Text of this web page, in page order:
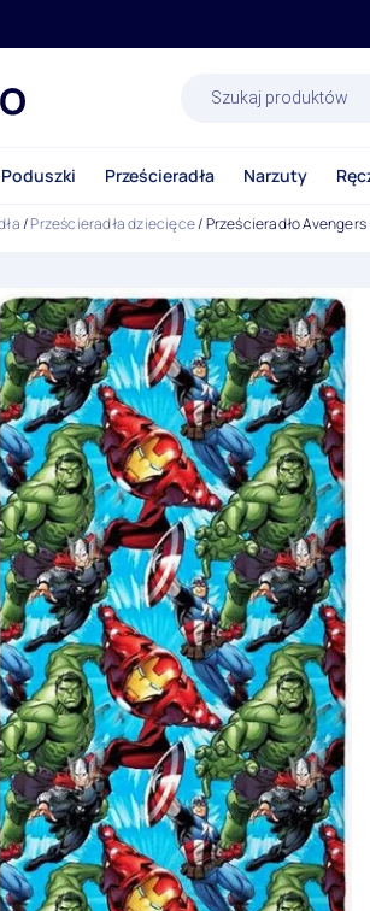
produktów
Poduszki Prześcieradła Narzuty
/Prześcieradła dziecięce/ Prześcieradło Avengers